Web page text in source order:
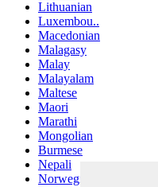
Lithuanian
Luxembou..
Macedonian
Malagasy
Malay
Malayalam
Maltese
Maori
Marathi
Mongolian
Burmese
Nepali
Norwegian